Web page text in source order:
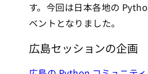
す。今回は日本各地の
ベントとなりました。
広島セッションの企画